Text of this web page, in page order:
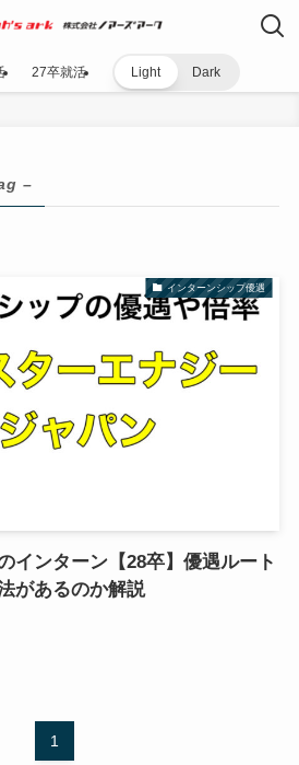
27卒就活 Light Dark
–
インターンシップ優遇
インターン【28卒】優遇ルート
があるのか解説
1